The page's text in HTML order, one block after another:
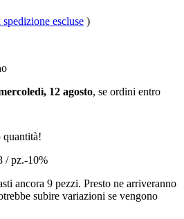
spedizione escluse )
12 agosto, se ordini entro
/ pz.-10%
ancora 9 pezzi. Presto ne arriveranno
subire variazioni se vengono